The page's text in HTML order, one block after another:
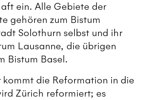
ein. Alle Gebiete der
gehören zum Bistum
Solothurn selbst und ihr
Lausanne, die übrigen
Bistum Basel.
die Reformation in die
Zürich reformiert; es